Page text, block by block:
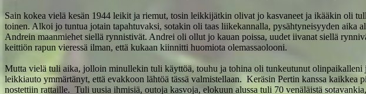
Sain kokea vielä kesän 1944 leikit ja riemut, tosin leikkijätkin olivat jo kasvaneet ja ikääkin oli
toinen. Alkoi jo tuntua jotain tapahtuvaksi, sotakin oli taas liikekannalla, pysähtyneisyyden
Andrein maanmiehet siellä rynnistivät. Andrei oli ollut jo kauan poissa, uudet iivanat siellä
keittiön rapun vieressä ilman, että kukaan kiinnitti huomiota olemassaolooni.
Mutta vielä tuli aika, jolloin minullekin tuli käyttöä, touhu ja tohina oli tunkeutunut
leikkiauto ymmärtänyt, että evakkoon lähtöä tässä valmistellaan. Keräsin Pertin kanssa
nostettiin rattaille. Tuli uusia ihmisiä, outoja kasvoja, elokuun alussa tuli 70 venäläistä